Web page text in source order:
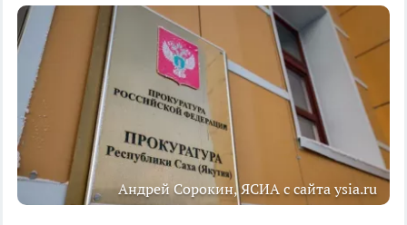
Андрей Сорокин, ЯСИА с сайта ysia.ru